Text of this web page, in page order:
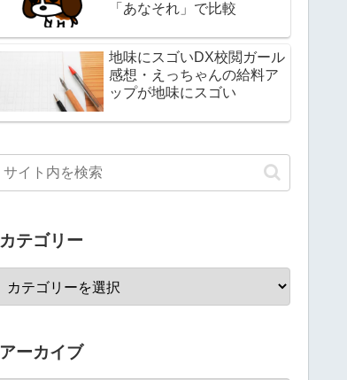
「あなそれ」で比較
地味にスゴいDX校閲ガール
感想・えっちゃんの給料ア
ップが地味にスゴい
カテゴリー
アーカイブ